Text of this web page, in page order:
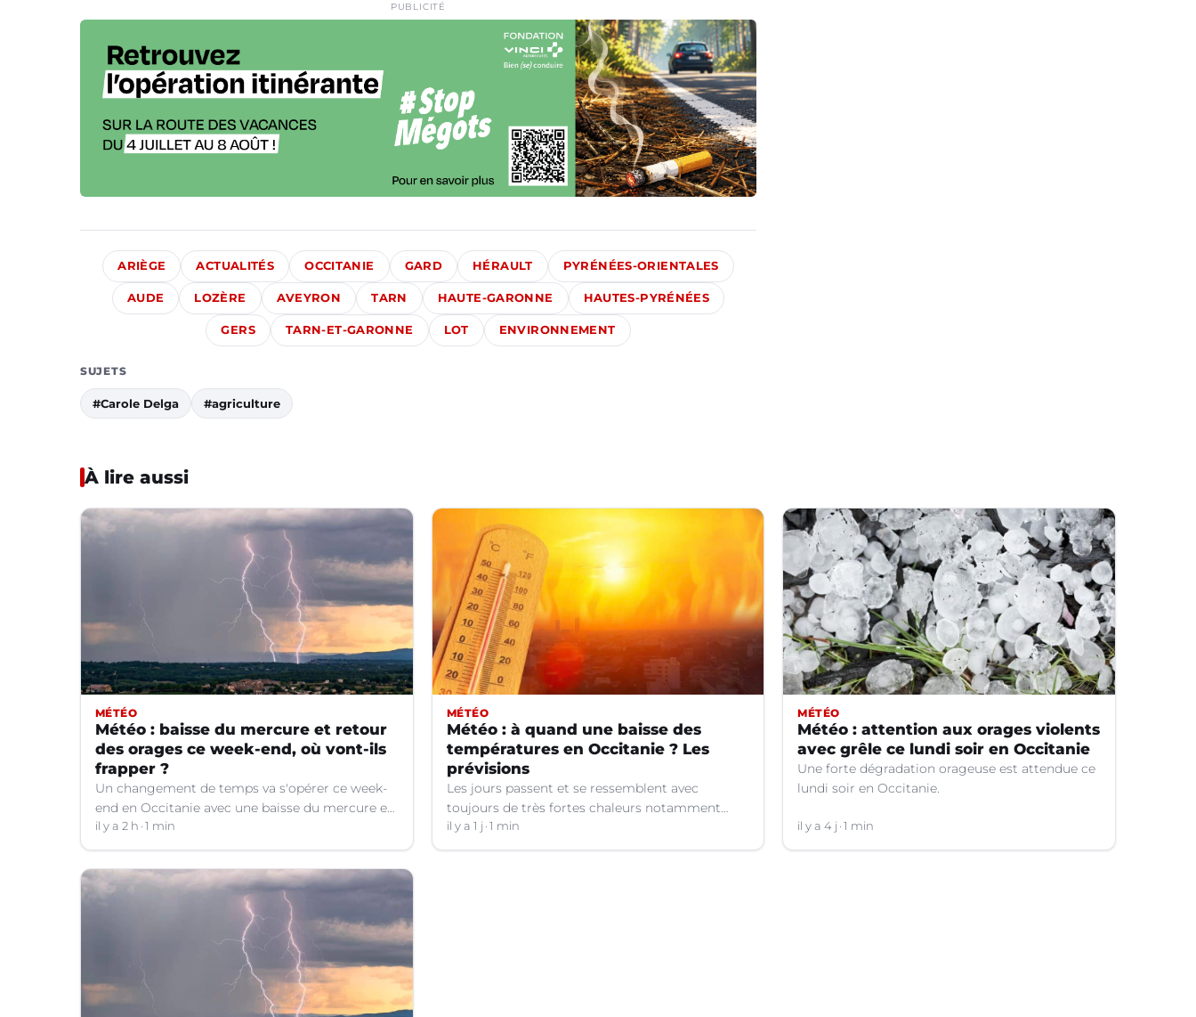
PUBLICITÉ
ARIÈGE ACTUALITÉS OCCITANIE GARD HÉRAULT PYRÉNÉES-ORIENTALES
AUDE LOZÈRE AVEYRON TARN HAUTE-GARONNE HAUTES-PYRÉNÉES
GERS TARN-ET-GARONNE LOT ENVIRONNEMENT
SUJETS
#Carole Delga #agriculture
À lire aussi
MÉTÉO
Météo : baisse du mercure et retour
des orages ce week-end, où vont-ils
frapper ?
Un changement de temps va s'opérer ce week-
end en Occitanie avec une baisse du mercure et
le retour d'orages dans certains départements.
il y a 2 h 1 min
MÉTÉO
Météo : à quand une baisse des
températures en Occitanie ? Les
prévisions
Les jours passent et se ressemblent avec
toujours de très fortes chaleurs notamment
dans le Languedoc. Jusqu’à quand ?
il y a 1 j 1 min
MÉTÉO
Météo : attention aux orages violents
avec grêle ce lundi soir en Occitanie
Une forte dégradation orageuse est attendue ce
lundi soir en Occitanie.
il y a 4 j 1 min